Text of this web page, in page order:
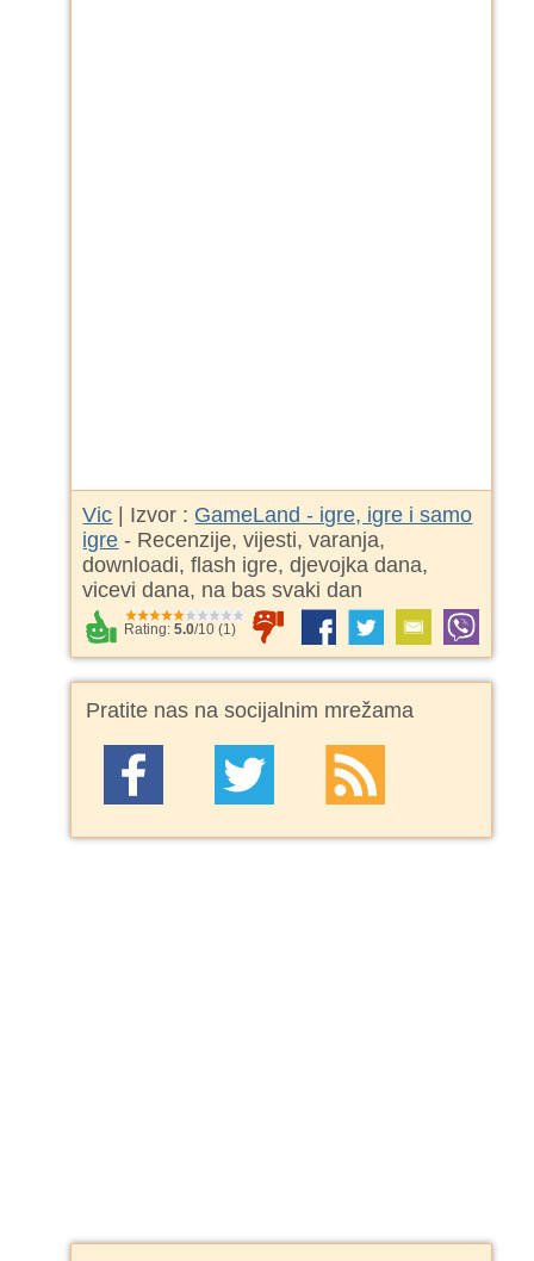
Vic | Izvor : GameLand - igre, igre i samo
igre - Recenzije, vijesti, varanja,
downloadi, flash igre, djevojka dana,
vicevi dana, na bas svaki dan
Rating:5.0/10 (1)
Pratite nas na socijalnim mrežama